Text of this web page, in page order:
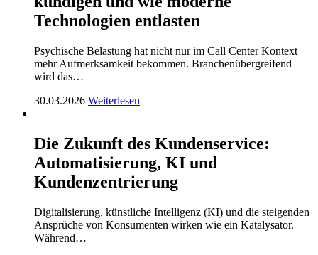
Technologien entlasten
Psychische Belastung hat nicht nur im Call Center Kontext
mehr Aufmerksamkeit bekommen. Branchenübergreifend
wird das…
30.03.2026 Weiterlesen
Die Zukunft des Kundenservice:
Automatisierung, KI und
Kundenzentrierung
Digitalisierung, künstliche Intelligenz (KI) und die steigenden
Ansprüche von Konsumenten wirken wie ein Katalysator.
Während…